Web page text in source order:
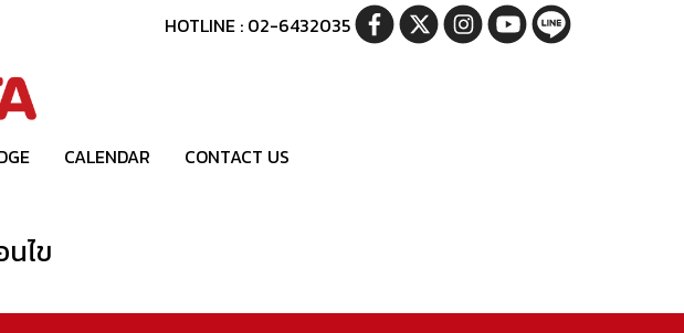
HOTLINE : 02-6432035
CALENDAR CONTACT US
ไข